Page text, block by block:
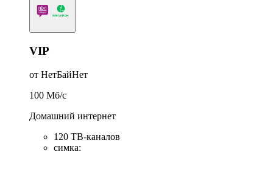
VIP
от НетБайНет
100 Мб/c
Домашний интернет
120 ТВ-каналов
симка: